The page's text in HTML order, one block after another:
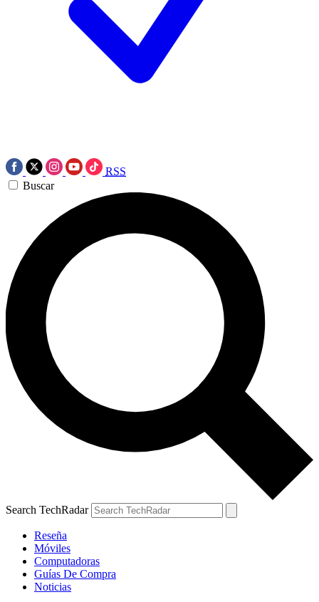
RSS
Buscar
Search TechRadar
Reseña
Móviles
Computadoras
Guías De Compra
Noticias